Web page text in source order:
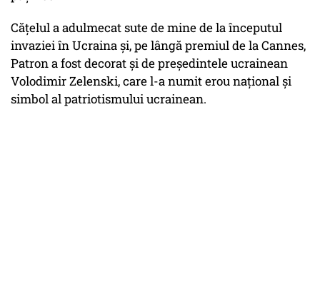
Cățelul a adulmecat sute de mine de la începutul
invaziei în Ucraina și, pe lângă premiul de la Cannes,
Patron a fost decorat și de președintele ucrainean
Volodimir Zelenski, care l-a numit erou național și
simbol al patriotismului ucrainean.